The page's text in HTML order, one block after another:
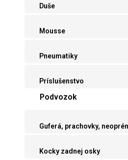
Duše
Mousse
Pneumatiky
Príslušenstvo
Podvozok
Guferá, prachovky,
Kocky zadnej osky